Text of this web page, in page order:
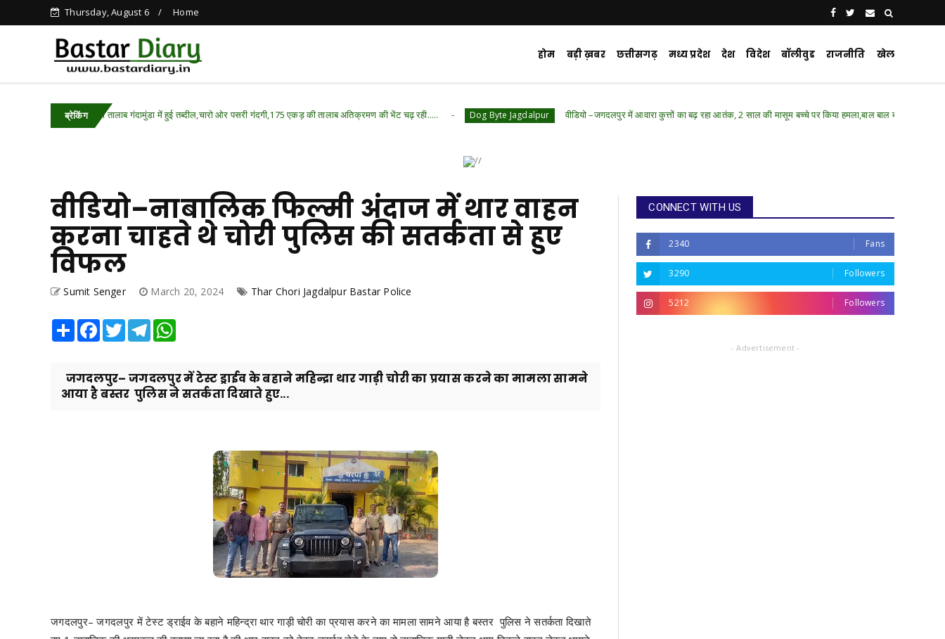
Thursday, August 6 Home
होम बड़ी ख़बर छत्तीसगढ़ मध्य प्रदेश देश विदेश बॉलीवुड राजनीति खेल
ब्रेकिंग
गंगामुंडा तालाब गंदामुंडा में हुई तब्दील,चारो ओर पसरी गंदगी,175 एकड़ की तालाब अतिक्रमण की भेंट चढ़ रही..... Dog Byte Jagdalpur वीडियो –जगदलपुर में आवारा कुत्तों का बढ़ रहा आतंक, 2 साल की मासूम बच्चे पर किया हमला,बाल बाल बची बच्चे की जान...
वीडियो–नाबालिक फिल्मी अंदाज में थार वाहन
करना चाहते थे चोरी पुलिस की सतर्कता से हुए
विफल
Sumit Senger March 20, 2024 Thar Chori Jagdalpur Bastar Police
Share Facebook
TwitterTelegram
जगदलपुर– जगदलपुर में टेस्ट ड्राईव के बहाने महिन्द्रा थार गाड़ी चोरी का प्रयास करने का मामला सामने
आया है बस्तर पुलिस ने सतर्कता दिखाते हुए...
जगदलपुर– जगदलपुर में टेस्ट ड्राईव के बहाने महिन्द्रा थार गाड़ी चोरी का प्रयास करने का मामला सामने आया है बस्तर पुलिस ने सतर्कता दिखाते
CONNECT WITH US
2340 Fans
3290 Followers
5212 Followers
- Advertisement -